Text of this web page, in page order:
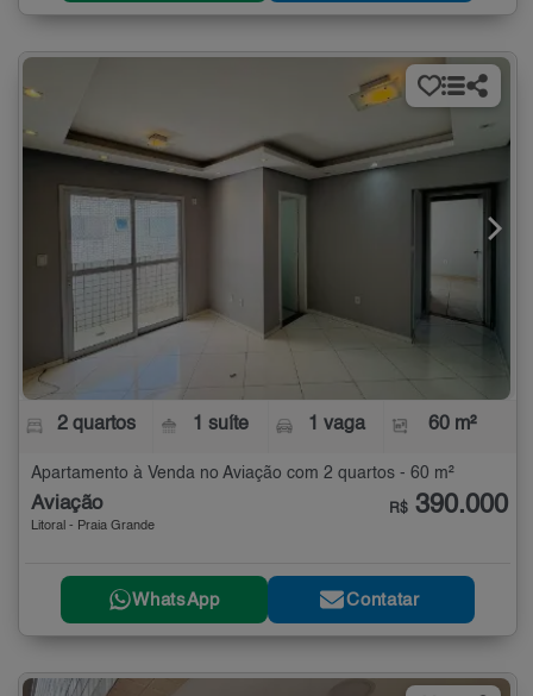
2 quartos 1 suíte 1 vaga 60 m²
Apartamento à Venda no Aviação com 2 quartos - 60 m²
Aviação
Litoral - Praia Grande
R$ 390.000
WhatsApp Contatar